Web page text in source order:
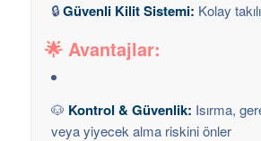
🔒Güvenli Kilit Sistemi: Kolay
🌟 Avantajlar:
🐶 Kontrol & Güvenlik: Isırma,
veya yiyecek alma riskini önler